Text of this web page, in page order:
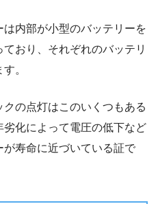
内部が小型のバッテリーを
おり、それぞれのバッテリ
。
の点灯はこのいくつもある
化によって電圧の低下など
寿命に近づいている証で